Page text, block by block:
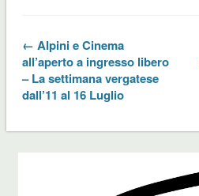
← Alpini e Cinema
all’aperto a ingresso libero
– La settimana vergatese
dall’11 al 16 Luglio